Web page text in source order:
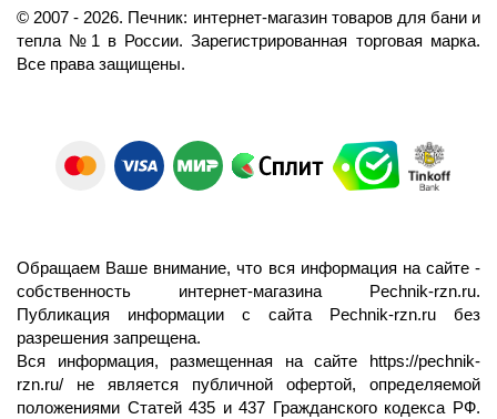
©️ 2007 - 2026. Печник: интернет-магазин товаров для бани и
тепла №1 в России. Зарегистрированная торговая марка.
Все права защищены.
Обращаем Ваше внимание, что вся информация на сайте -
собственность интернет-магазина Pechnik-rzn.ru.
Публикация информации с сайта Pechnik-rzn.ru без
разрешения запрещена.
Вся информация, размещенная на сайте https://pechnik-
rzn.ru/ не является публичной офертой, определяемой
положениями Статей 435 и 437 Гражданского кодекса РФ.